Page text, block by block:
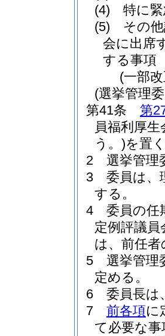
(4)
特に
(5)
その
会に出席
する事項
(一部
(選挙管理
第41条
第
員福利厚
う。)を置
2
選挙管理
3
委員は、
する。
4
委員の任
定例評議
は、前任
5
選挙管理
定める。
6
委員長は
7
前各項に
て必要な